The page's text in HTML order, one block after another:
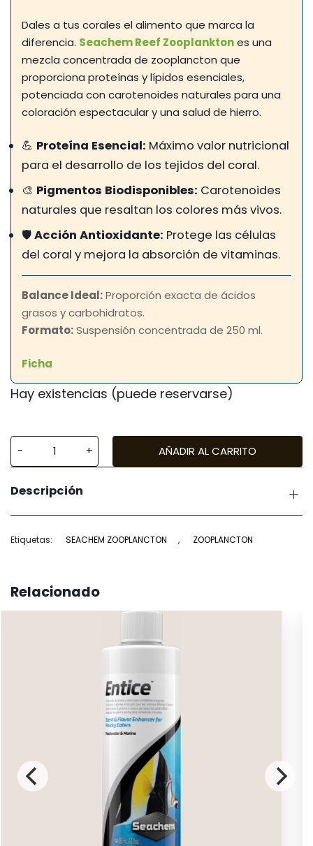
Dales a tus corales el alimento que marca la
diferencia. Seachem Reef Zooplanktones una
mezcla concentrada de zooplancton que
proporciona proteínas y lípidos esenciales,
potenciada con carotenoides naturales para una
coloración espectacular y una salud de hierro.
💪 Proteína Esencial: Máximo valor nutricional
para el desarrollo de los tejidos del coral.
🎨 Pigmentos Biodisponibles: Carotenoides
naturales que resaltan los colores más vivos.
🛡️Acción Antioxidante: Protege las células
del coral y mejora la absorción de vitaminas.
Balance Ideal:Proporción exacta de ácidos
grasos y carbohidratos.
Formato:Suspensión concentrada de 250 ml.
Ficha
Hay existencias (puede reservarse)
Seachem
Zooplankton
cantidad
AÑADIR AL CARRITO
Descripción
Etiquetas: SEACHEM ZOOPLANCTON , ZOOPLANCTON
Relacionado